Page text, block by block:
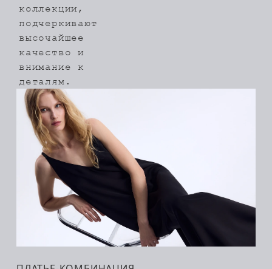
коллекции,
подчеркивают
высочайшее
качество и
внимание к
деталям.